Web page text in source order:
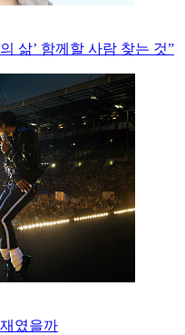
삶’ 함께할 사람 찾는 것”
였을까